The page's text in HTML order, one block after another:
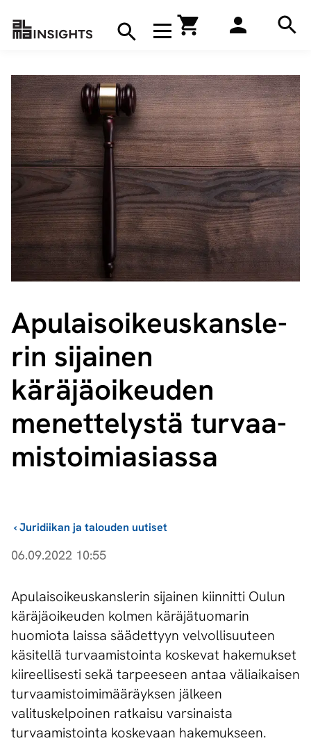
Avaa navigaatio
Hae
Apu­lai­soi­keus­kans­le­
rin sijainen
käräjäoikeuden
menettelystä tur­vaa­
mis­toi­mia­sias­sa
Juridiikan ja talouden uutiset
›
06.09.2022 10:55
Apulaisoikeuskanslerin sijainen kiinnitti Oulun
käräjäoikeuden kolmen käräjätuomarin
huomiota laissa säädettyyn velvollisuuteen
käsitellä turvaamistointa koskevat hakemukset
kiireellisesti sekä tarpeeseen antaa väliaikaisen
turvaamistoimimääräyksen jälkeen
valituskelpoinen ratkaisu varsinaista
turvaamistointa koskevaan hakemukseen.